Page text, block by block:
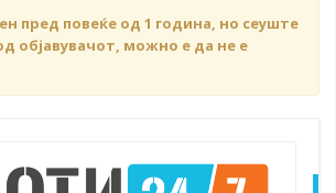
пред повеќе од 1 година, но сеуште
објавувачот, можно е да не е